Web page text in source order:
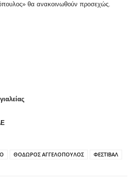
θα ανακοινωθούν προσεχώς.
ΘΟΔΩΡΟΣ ΑΓΓΕΛΟΠΟΥΛΟΣ ΦΕΣΤΙΒΑΛ